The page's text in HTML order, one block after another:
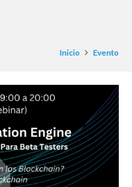
Inicio Evento